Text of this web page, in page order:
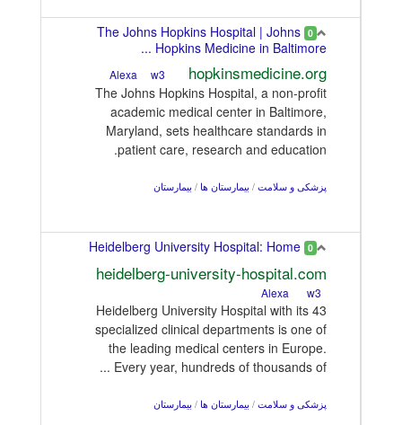
0
The Johns Hopkins Hospital | Johns
Hopkins Medicine in Baltimore ...
hopkinsmedicine.org
w3
The Johns Hopkins Hospital, a non-profit
academic medical center in Baltimore,
Maryland, sets healthcare standards in
patient care, research and education.
پزشکی و سلامت / بیمارستان ها / بیمارستان
0
Heidelberg University Hospital: Home
heidelberg-university-hospital.com
Alexa w3
Heidelberg University Hospital with its 43
specialized clinical departments is one of
the leading medical centers in Europe.
Every year, hundreds of thousands of ...
پزشکی و سلامت / بیمارستان ها / بیمارستان